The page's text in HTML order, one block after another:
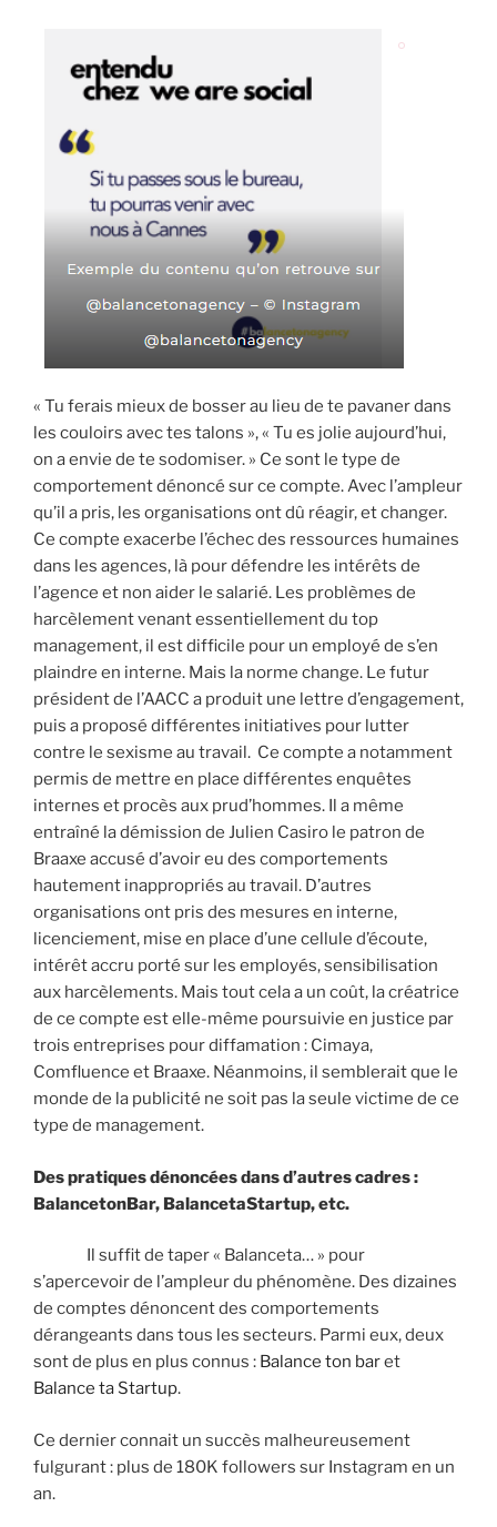
« Tu ferais mieux de bosser au lieu de te pavaner dans
les couloirs avec tes talons », « Tu es jolie aujourd’hui,
on a envie de te sodomiser. » Ce sont le type de
comportement dénoncé sur ce compte. Avec l’ampleur
qu’il a pris, les organisations ont dû réagir, et changer.
Ce compte exacerbe l’échec des ressources humaines
dans les agences, là pour défendre les intérêts de
l’agence et non aider le salarié. Les problèmes de
harcèlement venant essentiellement du top
management, il est difficile pour un employé de s’en
plaindre en interne. Mais la norme change. Le futur
président de l’AACC a produit une lettre d’engagement,
puis a proposé différentes initiatives pour lutter
contre le sexisme au travail. Ce compte a notamment
permis de mettre en place différentes enquêtes
internes et procès aux prud’hommes. Il a même
entraîné la démission de Julien Casiro le patron de
Braaxe accusé d’avoir eu des comportements
hautement inappropriés au travail. D’autres
organisations ont pris des mesures en interne,
licenciement, mise en place d’une cellule d’écoute,
intérêt accru porté sur les employés, sensibilisation
aux harcèlements. Mais tout cela a un coût, la créatrice
de ce compte est elle-même poursuivie en justice par
trois entreprises pour diffamation : Cimaya,
Comfluence et Braaxe. Néanmoins, il semblerait que le
monde de la publicité ne soit pas la seule victime de ce
type de management.
Des pratiques dénoncées dans d’autres cadres :
BalancetonBar, BalancetaStartup, etc.
Il suffit de taper « Balanceta… » pour
s’apercevoir de l’ampleur du phénomène. Des dizaines
de comptes dénoncent des comportements
dérangeants dans tous les secteurs. Parmi eux, deux
sont de plus en plus connus : Balance ton baret
Balance ta Startup.
Ce dernier connait un succès malheureusement
fulgurant : plus de 180K followers sur Instagram en un
an.